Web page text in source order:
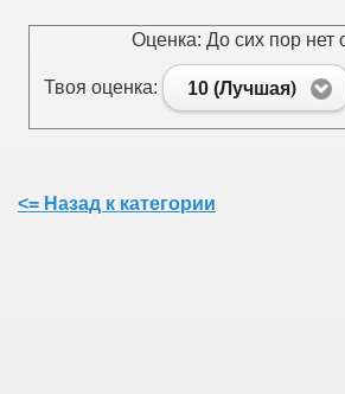
Оценка: До сих пор нет
Твоя оценка: 10 (Лучшая)
<= Назад к категории